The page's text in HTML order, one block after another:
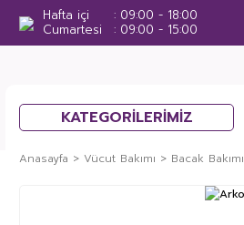
Hafta içi
09:00 - 18:00
Cumartesi
09:00 - 15:00
KATEGORİLERİMİZ
Anasayfa Vücut Bakımı Bacak Bakımı